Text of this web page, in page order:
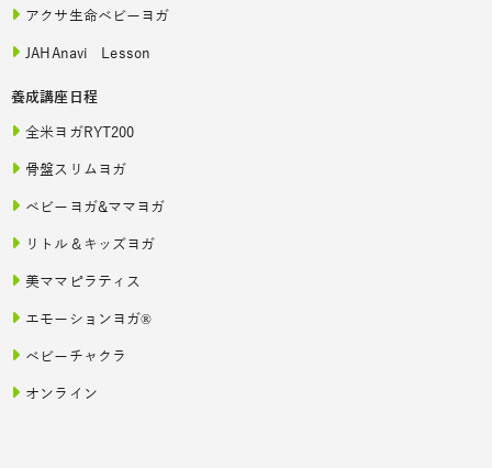
アクサ生命ベビーヨガ
JAHAnavi Lesson
養成講座日程
全米ヨガRYT200
骨盤スリムヨガ
ベビーヨガ&ママヨガ
リトル＆キッズヨガ
美ママピラティス
エモーションヨガ®
ベビーチャクラ
オンライン